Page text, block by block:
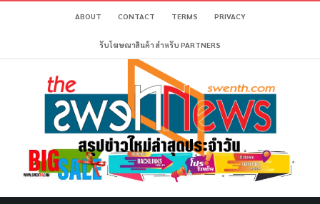
ABOUT CONTACT TERMS PRIVACY
รับโฆษณาสินค้า สำหรับ PARTNERS